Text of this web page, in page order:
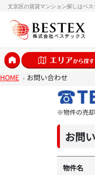
文京区の賃貸マンション探しはベス
HOME お問い合わせ
※物件の売
お問
物件名